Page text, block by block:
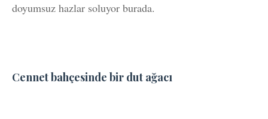
doyumsuz hazlar soluyor burada.
Cennet bahçesinde bir dut ağacı